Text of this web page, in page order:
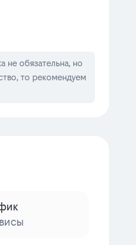
не обязательна, но
то рекомендуем